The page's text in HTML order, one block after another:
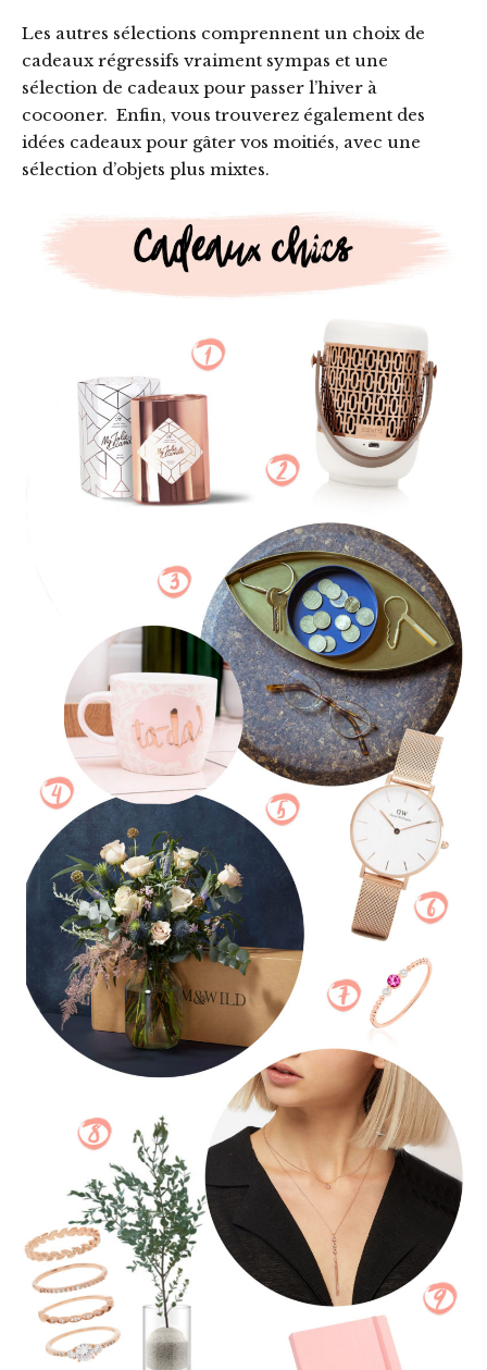
Les autres sélections comprennent un choix de
cadeaux régressifs vraiment sympas et une
sélection de cadeaux pour passer l’hiver à
cocooner. Enfin, vous trouverez également des
idées cadeaux pour gâter vos moitiés, avec une
sélection d’objets plus mixtes.